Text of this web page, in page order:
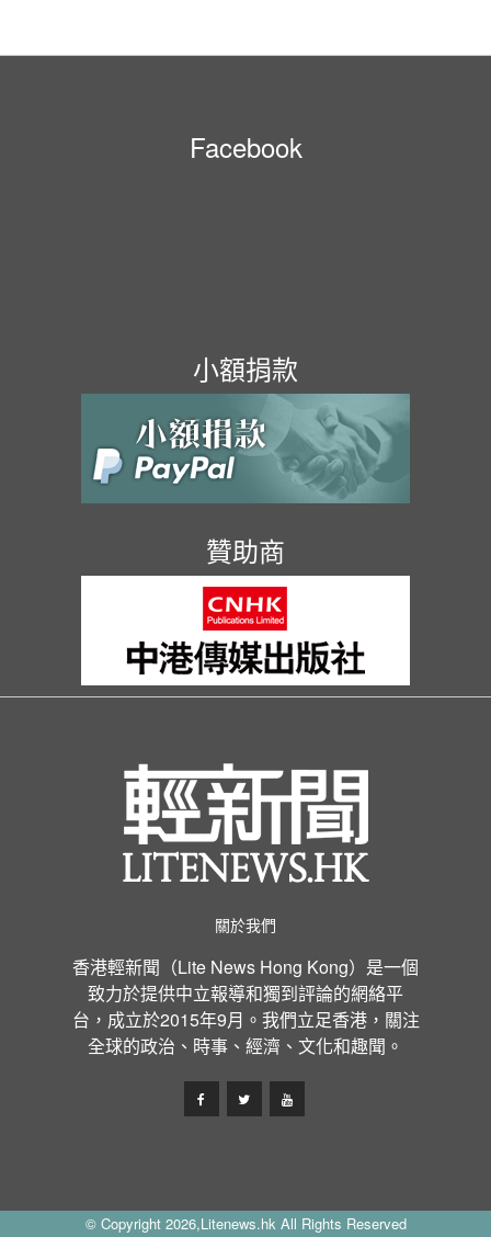
Facebook
小額捐款
贊助商
關於我們
香港輕新聞（Lite News Hong Kong）是一個
致力於提供中立報導和獨到評論的網絡平
台，成立於2015年9月。我們立足香港，關注
全球的政治、時事、經濟、文化和趣聞。
© Copyright 2026,Litenews.hk All Rights Reserved